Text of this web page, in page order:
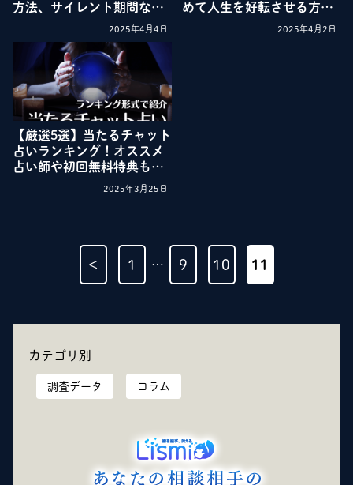
方法、サイレント期間など
2025年4月4日
めて人生を好転させる方法
2025年4月2日
【厳選5選】当たるチャット
占いランキング！オススメ
占い師や初回無料特典も解
2025年3月25日
< 1 … 9 10 11
カテゴリ別
調査データ コラム